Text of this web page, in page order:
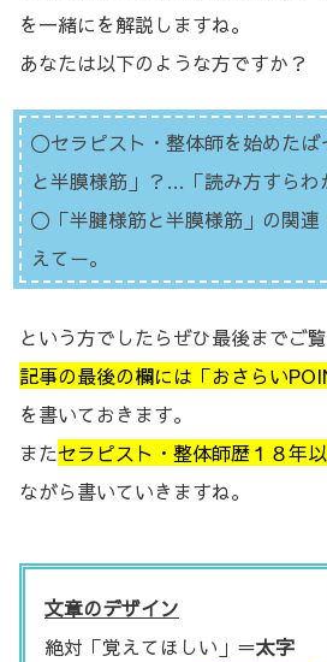
を一緒にを解説しますね。
あなたは以下のような方ですか？
〇セラピスト・整体師を始めた
と半膜様筋」？…「読み方すらわ
〇「半腱様筋と半膜様筋」の関
えてー。
という方でしたらぜひ最後までご覧
記事の最後の欄には「おさらい
を書いておきます。
またセラピスト・整体師歴１８年
ながら書いていきますね。
文章のデザイン
絶対「覚えてほしい」＝太字